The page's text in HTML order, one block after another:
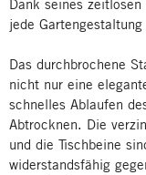
Dank seines
jede Gartengestaltung
Das durchbrochene
nicht nur eine
schnelles Ablaufen
Abtrocknen. Die
und die Tischbeine
widerstandsfähig